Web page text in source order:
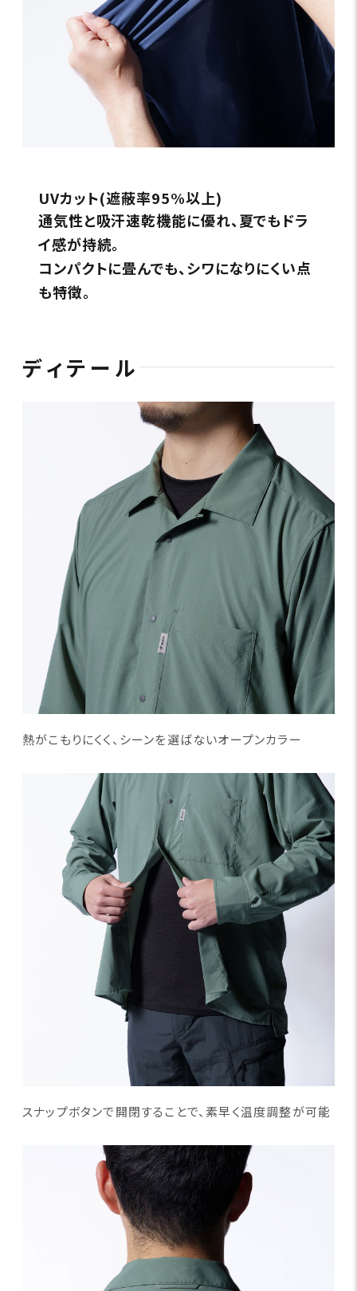
UVカット(遮蔽率95%以上)
通気性と吸汗速乾機能に優れ、夏でもドラ
イ感が持続。
コンパクトに畳んでも、シワになりにくい点
も特徴。
ディテール
熱がこもりにくく、シーンを選ばないオープンカラー
スナップボタンで開閉することで、素早く温度調整が可能